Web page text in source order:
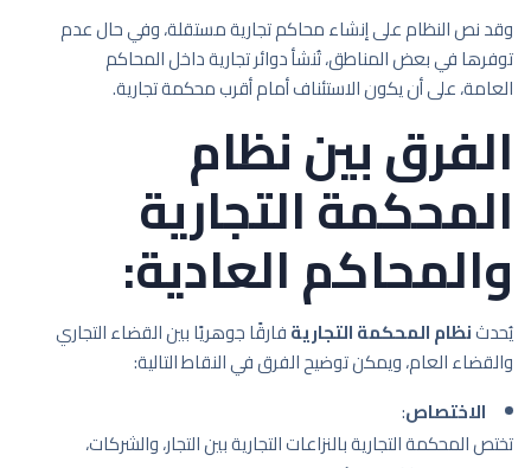
وقد نص النظام على إنشاء محاكم تجارية مستقلة، وفي حال عدم
توفرها في بعض المناطق، تُنشأ دوائر تجارية داخل المحاكم
العامة، على أن يكون الاستئناف أمام أقرب محكمة تجارية.
الفرق بين نظام
المحكمة التجارية
والمحاكم العادية:
يُحدثنظام المحكمة التجاريةفارقًا جوهريًا بين القضاء التجاري
والقضاء العام، ويمكن توضيح الفرق في النقاط التالية:
الاختصاص:
تختص المحكمة التجارية بالنزاعات التجارية بين التجار، والشركات،